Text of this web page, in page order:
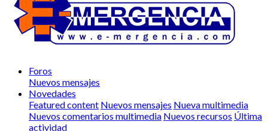
Foros
Nuevos mensajes
Novedades
Featured content Nuevos mensajes Nueva multimedia
Nuevos comentarios multimedia Nuevos recursos Última
actividad